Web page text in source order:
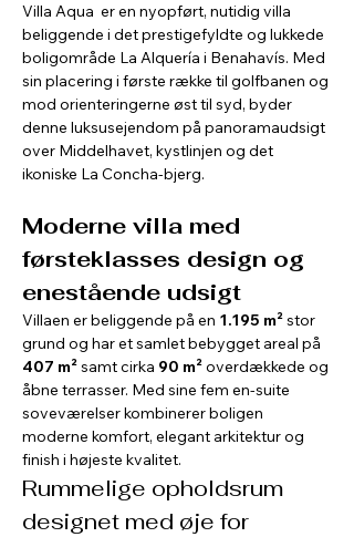
Villa Aqua  er en nyopført, nutidig villa
beliggende i det prestigefyldte og lukkede
boligområde La Alquería i Benahavís. Med
sin placering i første række til golfbanen og
mod orienteringerne øst til syd, byder
denne luksusejendom på panoramaudsigt
over Middelhavet, kystlinjen og det
ikoniske La Concha-bjerg.
Moderne villa med
førsteklasses design og
enestående udsigt
Villaen er beliggende på en 1.195 m² stor
grund og har et samlet bebygget areal på
407 m² samt cirka 90 m² overdækkede og
åbne terrasser. Med sine fem en-suite
soveværelser kombinerer boligen
moderne komfort, elegant arkitektur og
finish i højeste kvalitet.
Rummelige opholdsrum
designet med øje for